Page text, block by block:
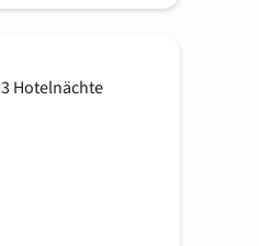
3 Hotelnächte